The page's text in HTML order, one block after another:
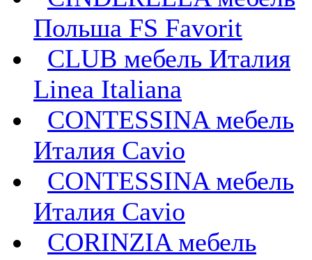
Польша FS Favorit
CLUB мебель Италия
Linea Italiana
CONTESSINA мебель
Италия Cavio
CONTESSINA мебель
Италия Сavio
CORINZIA мебель